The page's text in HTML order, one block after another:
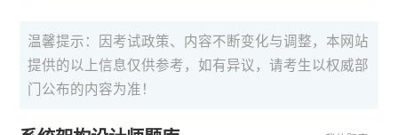
温馨提示：因考试政策、内容不断变化与调整，本网站
提供的以上信息仅供参考，如有异议，请考生以权威部
门公布的内容为准！